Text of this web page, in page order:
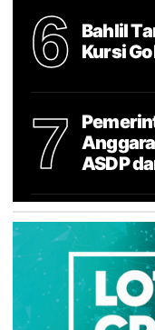
6
Bahlil
Kursi
7
ASDP